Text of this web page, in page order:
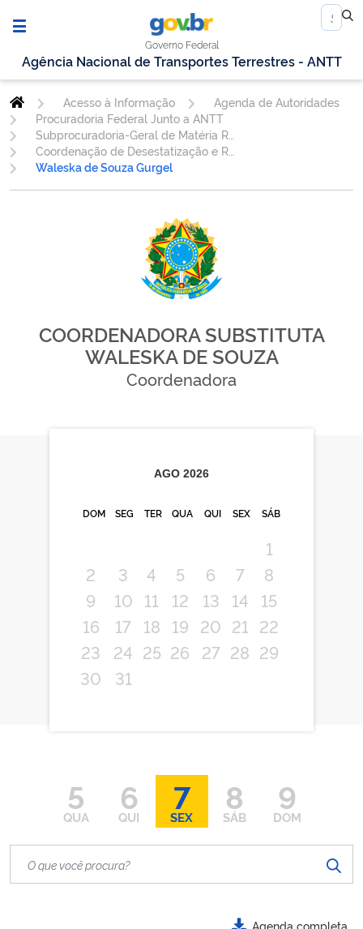
Governo Federal
Agência Nacional de Transportes Terrestres - ANTT
Acesso à Informação
Agenda de Autoridades
Procuradoria Federal Junto a ANTT
Subprocuradoria-Geral de Matéria Regulatória - SUBREG
Coordenação de Desestatização e Regulação - CDREG
Waleska de Souza Gurgel
COORDENADORA SUBSTITUTA
WALESKA DE SOUZA
Coordenadora
AGO 2026
DOM SEG TER QUA QUI SEX SÁB
1
2
3 4 5 6 7
8
9
10 11 12 13 14
15
16
17 18 19 20 21
22
23
24 25 26 27 28 29
30
31
5
QUA
6
QUI
7
SEX
8
SÁB
9
DOM
Agenda completa